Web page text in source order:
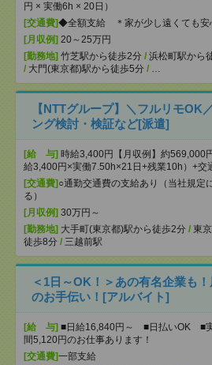
円 × 実働6h × 20日）
[交通費]◆全額支給 ＊家が少し遠くても安
[月収例] 20～25万円
[勤務地] 竹芝駅から徒歩2分 / 浜松町駅から
/ 大門(東京都)駅から徒歩5分 / …
【NTTグループ】＼フルリモOK
ング検討・検証など[派遣]
[給 与] 時給3,400円【月収例】約569,000
給3,400円×実働7.50h×21日+残業10h）+交
[交通費] ○通勤交通費の支給あり（当社規定
る）
[月収例] 30万円～
[勤務地] 大手町(東京都)駅から徒歩2分 / 東
徒歩8分 / 三越前駅
＜1日～OK！＞あの有名企業も
のお手伝い！[アルバイト]
[給 与] ■日給16,840円～ ■日払いOK ■
間5,120円のお仕事あります！
[交通費]一部支給